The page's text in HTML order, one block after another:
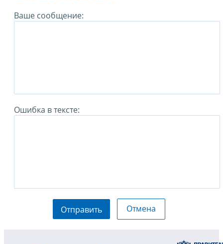
Ваше сообщение:
Ошибка в тексте:
Отправить Отмена